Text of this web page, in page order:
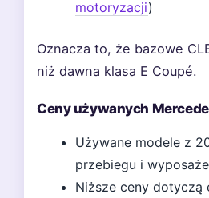
motoryzacji)
Oznacza to, że bazowe
niż dawna klasa E Coupé.
Ceny używanych
Używane modele z
przebiegu i
Niższe ceny dotyczą